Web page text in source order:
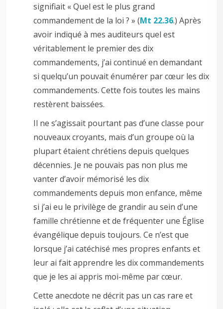
signifiait « Quel est le plus grand
commandement de la loi ? » (Mt 22.36.) Après
avoir indiqué à mes auditeurs quel est
véritablement le premier des dix
commandements, j’ai continué en demandant
si quelqu’un pouvait énumérer par cœur les dix
commandements. Cette fois toutes les mains
restèrent baissées.
Il ne s’agissait pourtant pas d’une classe pour
nouveaux croyants, mais d’un groupe où la
plupart étaient chrétiens depuis quelques
décennies. Je ne pouvais pas non plus me
vanter d’avoir mémorisé les dix
commandements depuis mon enfance, même
si j’ai eu le privilège de grandir au sein d’une
famille chrétienne et de fréquenter une Église
évangélique depuis toujours. Ce n’est que
lorsque j’ai catéchisé mes propres enfants et
leur ai fait apprendre les dix commandements
que je les ai appris moi-même par cœur.
Cette anecdote ne décrit pas un cas rare et